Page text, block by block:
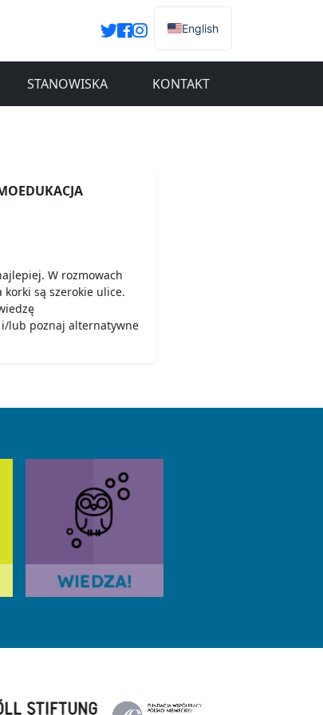
English
STANOWISKA KONTAKT
W rozmowach
korki są szerokie ulice.
lub poznaj alternatywne